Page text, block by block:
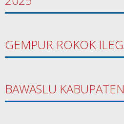
GEMPUR ROKOK
BAWASLU